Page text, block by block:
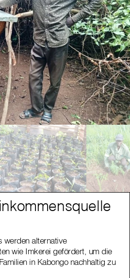
werden alternative
wie Imkerei gefördert, um die
in Kabongo nachhaltig zu